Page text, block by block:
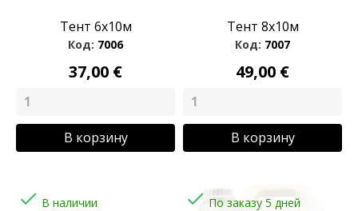
Тент 6x10м
Код: 7006
37,00 €
В корзину
Тент 8x10м
Код: 7007
49,00 €
В корзину
 В наличии  По заказу 5 дней